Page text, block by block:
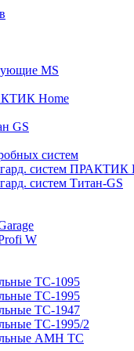
MS
Home
GS
систем
систем ПРАКТИК
систем Титан-GS
W
TC-1095
TC-1995
TC-1947
TC-1995/2
AMH TC